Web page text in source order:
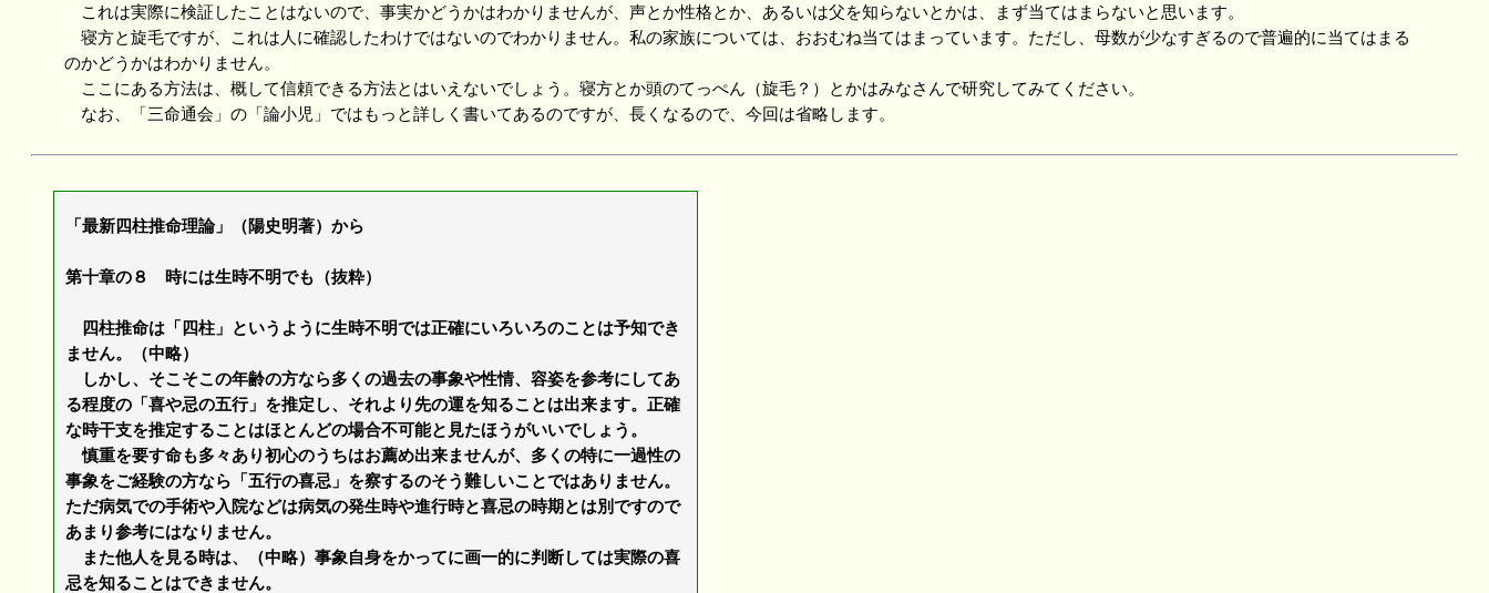
これは実際に検証したことはないので、事実かどうかはわかりませんが、声とか性格とか、あるいは父を知らないとかは、まず当てはまらないと思います。
寝方と旋毛ですが、これは人に確認したわけではないのでわかりません。私の家族については、おおむね当てはまっています。ただし、母数が少なすぎるので普遍的に当てはまる
のかどうかはわかりません。
ここにある方法は、概して信頼できる方法とはいえないでしょう。寝方とか頭のてっぺん（旋毛？）とかはみなさんで研究してみてください。
なお、「三命通会」の「論小児」ではもっと詳しく書いてあるのですが、長くなるので、今回は省略します。
「最新四柱推命理論」（陽史明著）から
第十章の８ 時には生時不明でも（抜粋）
四柱推命は「四柱」というように生時不明では正確にいろいろのことは予知でき
ません。（中略）
しかし、そこそこの年齢の方なら多くの過去の事象や性情、容姿を参考にしてあ
る程度の「喜や忌の五行」を推定し、それより先の運を知ることは出来ます。正確
な時干支を推定することはほとんどの場合不可能と見たほうがいいでしょう。
慎重を要す命も多々あり初心のうちはお薦め出来ませんが、多くの特に一過性の
事象をご経験の方なら「五行の喜忌」を察するのそう難しいことではありません。
ただ病気での手術や入院などは病気の発生時や進行時と喜忌の時期とは別ですので
あまり参考にはなりません。
また他人を見る時は、（中略）事象自身をかってに画一的に判断しては実際の喜
忌を知ることはできません。